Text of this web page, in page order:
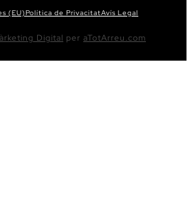
(EU)Política de PrivacitatAvís Legal
Digital per aTotArreu.com